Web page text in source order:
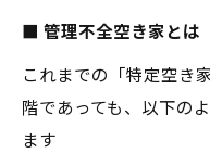
■ 管理不全空き家とは
これまでの「特定空き
階であっても、以下の
ます